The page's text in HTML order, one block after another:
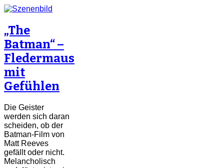
„The
Batman“ –
Fledermaus
mit
Gefühlen
Die Geister
werden sich daran
scheiden, ob der
Batman-Film von
Matt Reeves
gefällt oder nicht.
Melancholisch